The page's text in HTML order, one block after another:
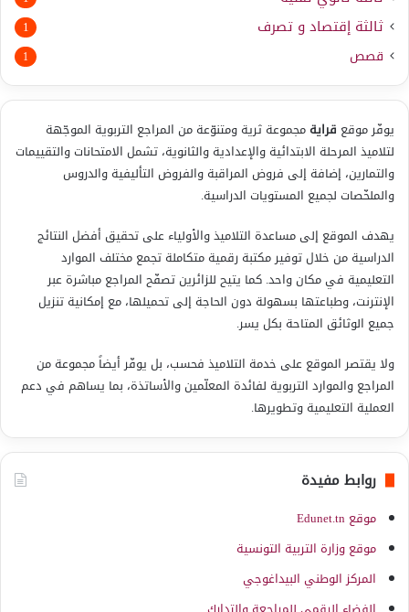
ثالثة إقتصاد و تصرف 1
قصص 1
يوفّر موقع قرايةمجموعة ثرية ومتنوّعة من المراجع التربوية الموجّهة
لتلاميذ المرحلة الابتدائية والإعدادية والثانوية، تشمل الامتحانات والتقييمات
والتمارين، إضافة إلى فروض المراقبة والفروض التأليفية والدروس
والملخّصات لجميع المستويات الدراسية.
يهدف الموقع إلى مساعدة التلاميذ والأولياء على تحقيق أفضل النتائج
الدراسية من خلال توفير مكتبة رقمية متكاملة تجمع مختلف الموارد
التعليمية في مكان واحد. كما يتيح للزائرين تصفّح المراجع مباشرة عبر
الإنترنت، وطباعتها بسهولة دون الحاجة إلى تحميلها، مع إمكانية تنزيل
جميع الوثائق المتاحة بكل يسر.
ولا يقتصر الموقع على خدمة التلاميذ فحسب، بل يوفّر أيضاً مجموعة من
المراجع والموارد التربوية لفائدة المعلّمين والأساتذة، بما يساهم في دعم
العملية التعليمية وتطويرها.
روابط مفيدة
موقع Edunet.tn
موقع وزارة التربية التونسية
المركز الوطني البيداغوجي